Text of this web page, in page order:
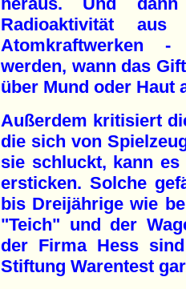
Radioaktivität
Atomkraftwerken
werden, wann das
über Mund oder Haut
Außerdem kritisiert
die sich von
sie schluckt, kann
ersticken. Solche
bis Dreijährige wie
"Teich" und der
der Firma Hess
Stiftung Warentest